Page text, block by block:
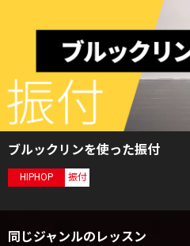
ブルックリンを使った振付
HIPHOP 振付
同じジャンルのレッスン